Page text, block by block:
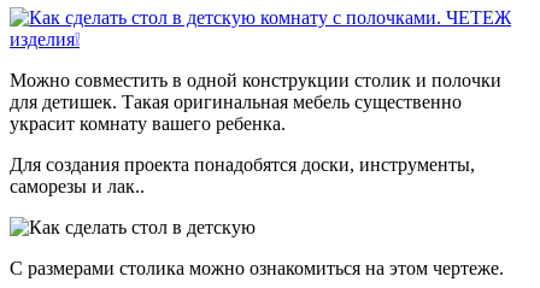
Можно совместить в одной конструкции столик и полочки
для детишек. Такая оригинальная мебель существенно
украсит комнату вашего ребенка.
Для создания проекта понадобятся доски, инструменты,
саморезы и лак..
С размерами столика можно ознакомиться на этом чертеже.